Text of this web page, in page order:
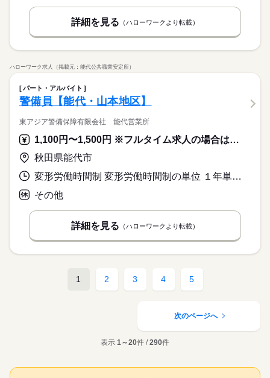
詳細を見る （ハローワークより転載）
ハローワーク求人（掲載元：能代公共職業安定所）
パート・アルバイト
警備員【能代・山本地区】
東アジア警備保障有限会社 能代営業所
1,100円〜1,500円 ※フルタイム求人の場合は月額（換算額）、パート求人の場合は時間額を表示しています。
秋田県能代市
変形労働時間制 変形労働時間制の単位 １年単位 就業時間１ 8時00分〜17時00分
その他
詳細を見る （ハローワークより転載）
1 2 3 4 5
次のページへ
表示 1～20件 /290件